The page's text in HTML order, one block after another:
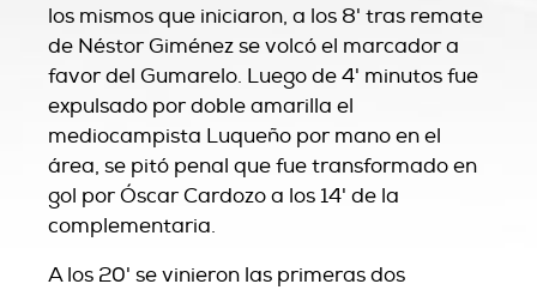
los mismos que iniciaron, a los 8' tras remate
de Néstor Giménez se volcó el marcador a
favor del Gumarelo. Luego de 4' minutos fue
expulsado por doble amarilla el
mediocampista Luqueño por mano en el
área, se pitó penal que fue transformado en
gol por Óscar Cardozo a los 14' de la
complementaria.
A los 20' se vinieron las primeras dos